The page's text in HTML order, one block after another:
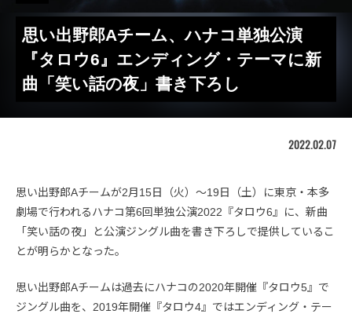
思い出野郎Aチーム、ハナコ単独公演
『タロウ6』エンディング・テーマに新
曲「笑い話の夜」書き下ろし
2022.02.07
思い出野郎Aチームが2月15日（火）〜19日（土）に東京・本多
劇場で行われるハナコ第6回単独公演2022『タロウ6』に、新曲
「笑い話の夜」と公演ジングル曲を書き下ろしで提供しているこ
とが明らかとなった。
思い出野郎Aチームは過去にハナコの2020年開催『タロウ5』で
ジングル曲を、2019年開催『タロウ4』ではエンディング・テー